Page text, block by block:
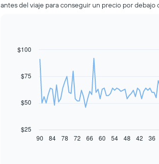
antes del viaje para conseguir un precio por debajo
Line
data
gráfico
muestra
Chart
$100
$25
$50
$75
90 60
84 78 72 66 54 48 42 36